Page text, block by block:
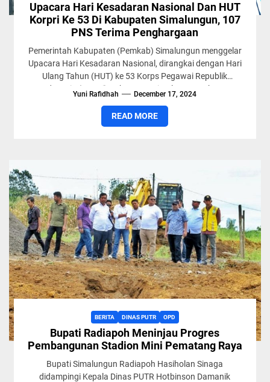
Upacara Hari Kesadaran Nasional Dan HUT
Korpri Ke 53 Di Kabupaten Simalungun, 107
PNS Terima Penghargaan
Pemerintah Kabupaten (Pemkab) Simalungun menggelar
Upacara Hari Kesadaran Nasional, dirangkai dengan Hari
Ulang Tahun (HUT) ke 53 Korps Pegawai Republik
Indonesia (Korpri) Kabupaten Simalungun Tahun...
Yuni Rafidhah December 17, 2024
READ MORE
BERITA DINAS PUTR OPD
Bupati Radiapoh Meninjau Progres
Pembangunan Stadion Mini Pematang Raya
Bupati Simalungun Radiapoh Hasiholan Sinaga
didampingi Kepala Dinas PUTR Hotbinson Damanik